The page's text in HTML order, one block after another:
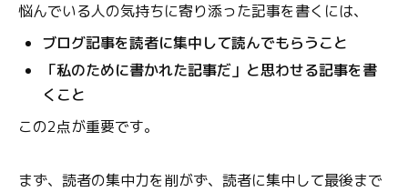
悩んでいる人の気持ちに寄り添った記事を書くには、
ブログ記事を読者に集中して読んでもらうこと
「私のために書かれた記事だ」と思わせる記事を書
くこと
この2点が重要です。
まず、読者の集中力を削がず、読者に集中して最後まで